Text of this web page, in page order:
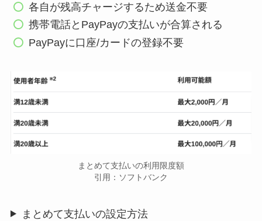
各自が残高チャージするため送金不要
携帯電話とPayPayの支払いが合算される
PayPayに口座/カードの登録不要
まとめて支払いの利用限度額
引用：ソフトバンク
まとめて支払いの設定方法